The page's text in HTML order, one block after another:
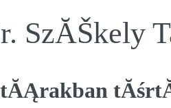
SzĂŠkely